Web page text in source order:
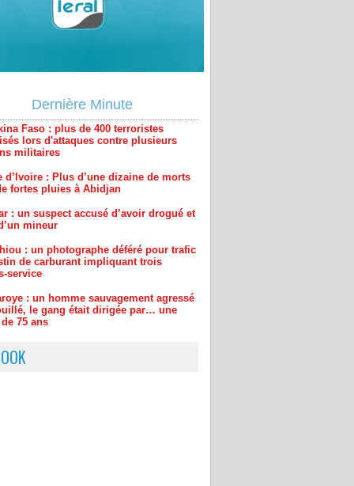
Dernière Minute
Faso : plus de 400 terroristes
lors d'attaques contre plusieurs
militaires
d’Ivoire : Plus d’une dizaine de morts
fortes pluies à Abidjan
: un suspect accusé d’avoir drogué et
mineur
: un photographe déféré pour trafic
de carburant impliquant trois
service
: un homme sauvagement agressé
le gang était dirigée par… une